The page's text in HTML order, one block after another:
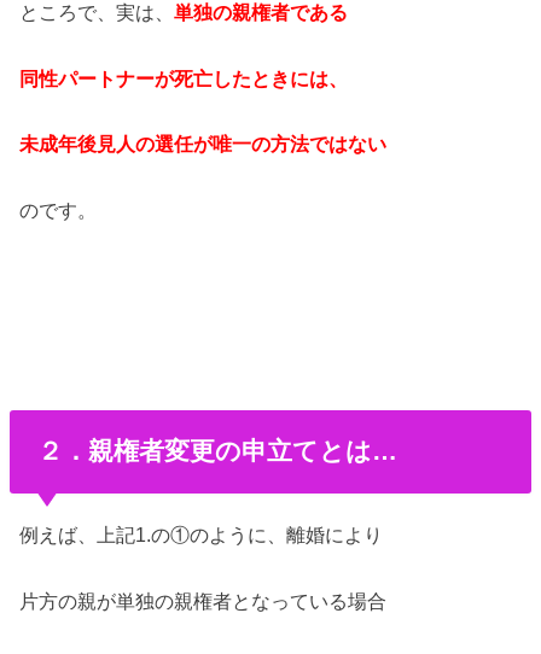
ところで、実は、単独の親権者である
同性パートナーが死亡したときには、
未成年後見人の選任が唯一の方法ではない
のです。
２．親権者変更の申立てとは…
例えば、上記1.の①のように、離婚により
片方の親が単独の親権者となっている場合